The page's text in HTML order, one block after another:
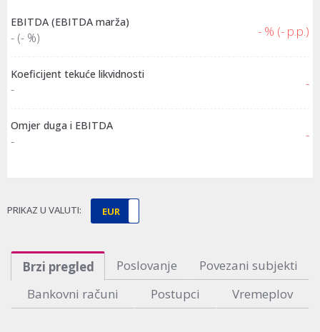
EBITDA (EBITDA marža)
- (- %) - % (- p.p.)
Koeficijent tekuće likvidnosti
- -
Omjer duga i EBITDA
- -
PRIKAZ U VALUTI: EUR
Brzi pregled Poslovanje
Povezani subjekti
Bankovni računi
Postupci Vremeplov